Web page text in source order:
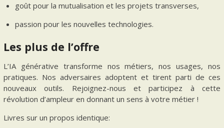
goût pour la mutualisation et les projets transverses,
passion pour les nouvelles technologies.
Les plus de l’offre
L’IA générative transforme nos métiers, nos usages, nos
pratiques. Nos adversaires adoptent et tirent parti de ces
nouveaux outils. Rejoignez-nous et participez à cette
révolution d’ampleur en donnant un sens à votre métier !
Livres sur un propos identique: